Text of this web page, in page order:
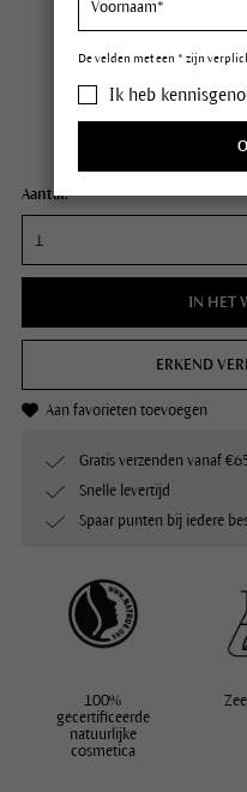
Prijs €
Op werkdagen voor
75
Aantal:
IN HET
ERKEND
Aan favorieten toevoegen
Gratis verzenden vanaf
Snelle levertijd
Spaar punten bij iedere
100%
gecertificeerde
natuurlijke
cosmetica
De velden met een * zijn
Ik heb